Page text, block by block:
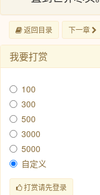
返回目录 下一章
我要打赏
100
300
500
3000
5000
自定义
打赏请先登录